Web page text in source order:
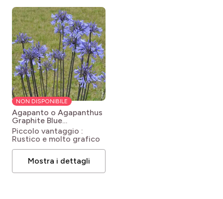
NON DISPONIBILE
Agapanto o Agapanthus
Graphite Blue
Agapanthus Graphite®
Blue 'Turk8'
Piccolo vantaggio :
Rustico e molto grafico
Mostra i dettagli